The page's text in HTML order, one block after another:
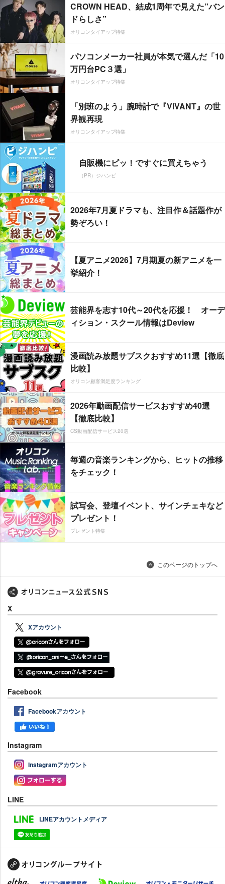
CROWN HEAD、結成1周年で見えた”バン
ドらしさ”
オリコンタイアップ特集
パソコンメーカー社員が本気で選んだ「10
万円台PC３選」
オリコンタイアップ特集
「別班のよう」腕時計で『VIVANT』の世
界観再現
オリコンタイアップ特集
自販機にピッ！ですぐに買えちゃう
（PR）ジハンピ
2026年7月夏ドラマも、注目作＆話題作が
勢ぞろい！
【夏アニメ2026】7月期夏の新アニメを一
挙紹介！
芸能界を志す10代～20代を応援！ オーデ
ィション・スクール情報はDeview
漫画読み放題サブスクおすすめ11選【徹底
比較】
オリコン顧客満足度ランキング
2026年動画配信サービスおすすめ40選
【徹底比較】
CS動画配信サービス20選
毎週の音楽ランキングから、ヒットの推移
をチェック！
試写会、登壇イベント、サインチェキなど
プレゼント！
プレゼント特集
このページのトップへ
X
Xアカウント
Facebook
Facebookアカウント
Instagram
Instagramアカウント
LINE
LINEアカウントメディア